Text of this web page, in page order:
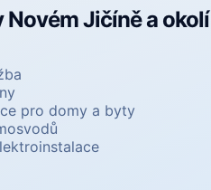
Novém Jičíně a okolí
pro domy a byty